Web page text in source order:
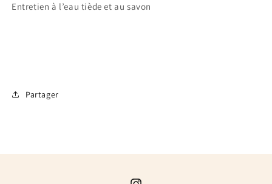
Entretien à l’eau tiède et au savon
Partager